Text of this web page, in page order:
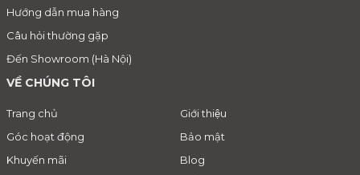
Hướng dẫn mua hàng
Câu hỏi thường gặp
Đến Showroom (Hà Nội)
VỀ CHÚNG TÔI
Trang chủ
Giới thiệu
Góc hoạt động
Bảo mật
Khuyến mãi
Blog